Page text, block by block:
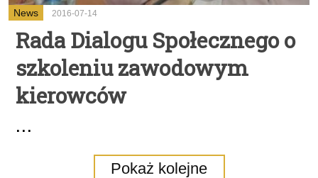
News 2016-07-14
Rada Dialogu Społecznego o
szkoleniu zawodowym
kierowców
...
Pokaż kolejne